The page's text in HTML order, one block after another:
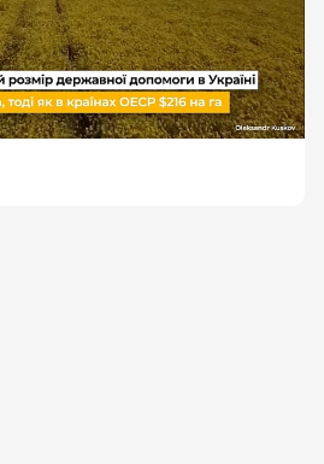
бо ніби європейські
(по-перше, не
на табло)Докладніше про
агроіндустрії у
дивіться у нашому відео
в ЄС. Що дасть